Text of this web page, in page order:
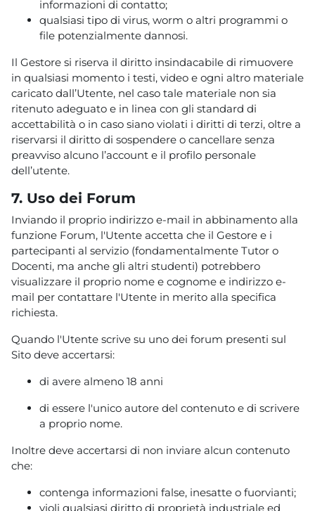
informazioni di contatto;
qualsiasi tipo di virus, worm o altri programmi o
file potenzialmente dannosi.
Il Gestore si riserva il diritto insindacabile di rimuovere
in qualsiasi momento i testi, video e ogni altro materiale
caricato dall’Utente, nel caso tale materiale non sia
ritenuto adeguato e in linea con gli standard di
accettabilità o in caso siano violati i diritti di terzi, oltre a
riservarsi il diritto di sospendere o cancellare senza
preavviso alcuno l’account e il profilo personale
dell’utente.
7. Uso dei Forum
Inviando il proprio indirizzo e-mail in abbinamento alla
funzione Forum, l'Utente accetta che il Gestore e i
partecipanti al servizio (fondamentalmente Tutor o
Docenti, ma anche gli altri studenti) potrebbero
visualizzare il proprio nome e cognome e indirizzo e-
mail per contattare l'Utente in merito alla specifica
richiesta.
Quando l'Utente scrive su uno dei forum presenti sul
Sito deve accertarsi:
di avere almeno 18 anni
di essere l'unico autore del contenuto e di scrivere
a proprio nome.
Inoltre deve accertarsi di non inviare alcun contenuto
che:
contenga informazioni false, inesatte o fuorvianti;
violi qualsiasi diritto di proprietà industriale ed